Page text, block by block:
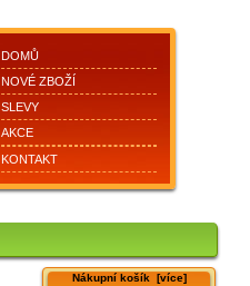
DOMŮ
NOVÉ ZBOŽÍ
SLEVY
AKCE
KONTAKT
Nákupní košík [více]